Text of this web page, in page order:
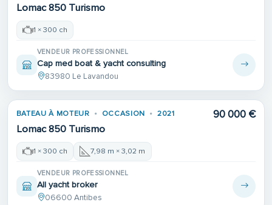
Lomac 850 Turismo
1 × 300 ch
VENDEUR PROFESSIONNEL
Cap med boat & yacht consulting
83980 Le Lavandou
BATEAU À MOTEUR OCCASION 2021
Lomac 850 Turismo
90 000 €
1 × 300 ch 7,98 m × 3,02 m
VENDEUR PROFESSIONNEL
All yacht broker
06600 Antibes